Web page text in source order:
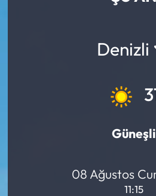
Denizli
Güneşli
08 Ağustos
11:15
Yargı Kararları